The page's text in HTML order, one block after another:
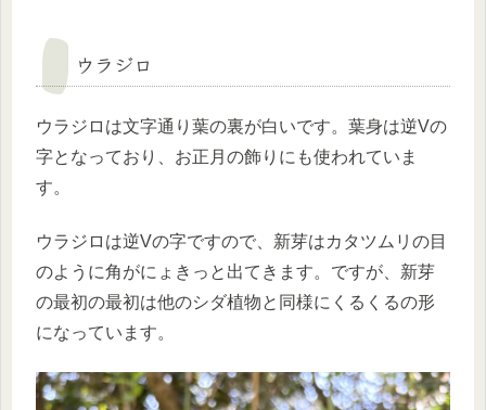
ウラジロ
ウラジロは文字通り葉の裏が白いです。葉身は逆Vの
字となっており、お正月の飾りにも使われていま
す。
ウラジロは逆Vの字ですので、新芽はカタツムリの目
のように角がにょきっと出てきます。ですが、新芽
の最初の最初は他のシダ植物と同様にくるくるの形
になっています。